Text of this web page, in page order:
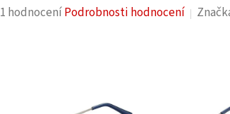
Průměrné
1 hodnoceníPodrobnosti hodnocení